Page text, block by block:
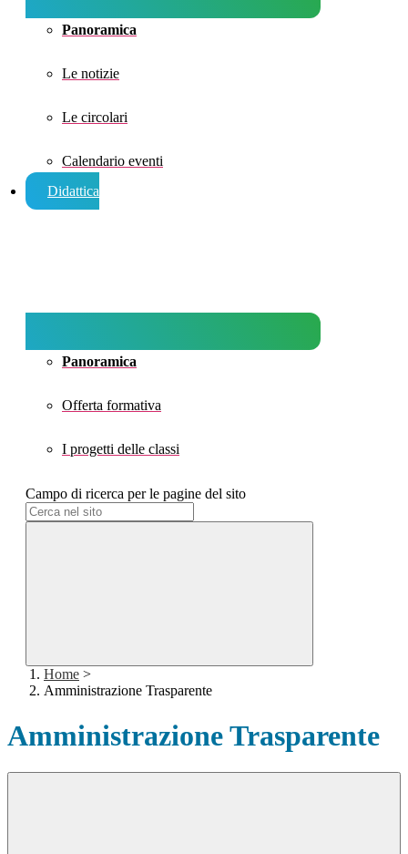
Panoramica
Le notizie
Le circolari
Calendario eventi
Didattica
Panoramica
Offerta formativa
I progetti delle classi
Campo di ricerca per le pagine del sito
Home >
Amministrazione Trasparente
Amministrazione Trasparente